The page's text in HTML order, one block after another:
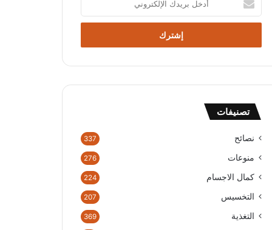
بريدك
الإلكتروني
تصنيفات
نصائح 337
منوعات 276
كمال الاجسام 224
التخسيس 207
التغذية 369